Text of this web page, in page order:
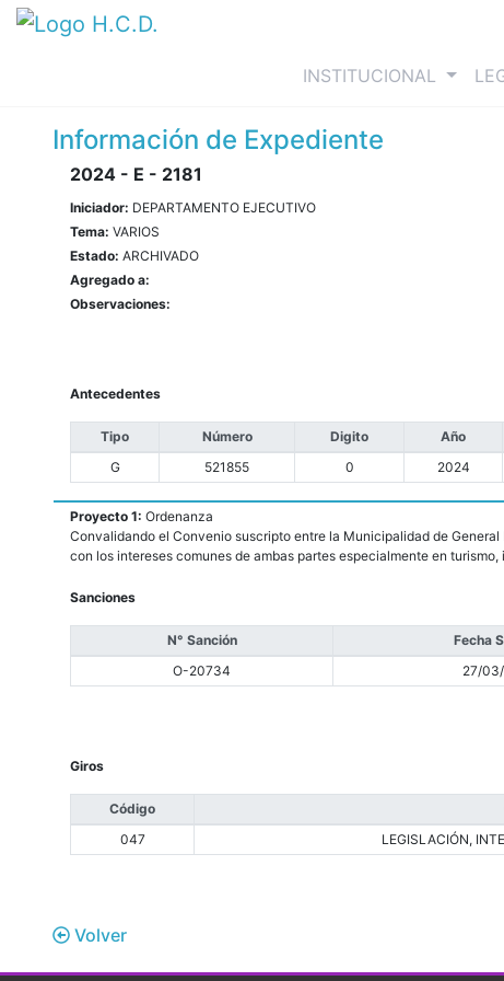
INSTITUCIONAL
Información de Expediente
2024 - E - 2181
Iniciador: DEPARTAMENTO EJECUTIVO
Tema: VARIOS
Estado: ARCHIVADO
Agregado a:
Observaciones:
Antecedentes
Tipo Número Digito Año
G
521855 0 2024
Proyecto 1: Ordenanza
Convalidando el Convenio suscripto entre la Municipalidad de
con los intereses comunes de ambas partes especialmente en
Sanciones
N° Sanción Fecha
O-20734
27/
Giros
Código
047
LEGISLACIÓN,
Volver